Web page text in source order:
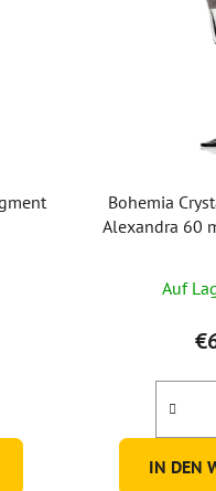
Bohemia
Alexandra 60
Auf
IN DEN